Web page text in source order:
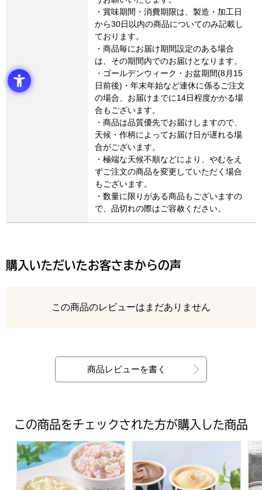
・賞味期間・消費期限は、製造・加工日
から30日以内の商品についてのみ記載し
ております。
・商品毎にお届け期間設定のある場合
は、その期間内でのお届けとなります。
・ゴールデンウィーク・お盆期間(8月15
日前後)・年末年始など連休に係るご注文
の場合、お届けまでに14日程度かかる場
合もございます。
・商品は品質優先でお届けしますので、
天候・作柄によってお届け日が遅れる場
合がございます。
・極端な天候不順などにより、やむをえ
ずご注文の商品を変更していただく場合
もございます。
・数量に限りがある商品もございますの
で、品切れの際はご容赦ください。
購入いただいたお客さまからの声
レビュー
この商品のレビューはまだありません
商品レビューを書く
この商品をチェックされた方が購入した商品
【十勝橋本牧場】フローズンヨーグルト 2種 計7個
十勝ドルチェ 十勝白い牧場十